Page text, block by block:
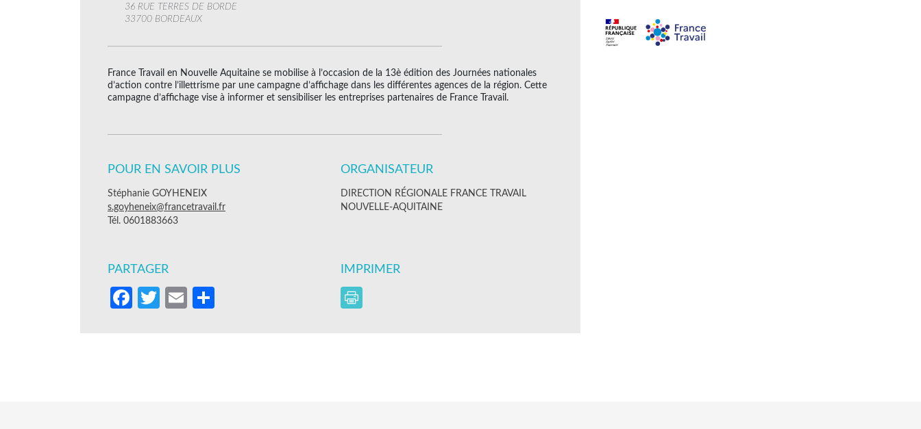
36 RUE TERRES DE BORDE
33700 BORDEAUX
France Travail en Nouvelle Aquitaine se mobilise à l’occasion de la 13è édition des Journées nationales
d’action contre l’illettrisme par une campagne d’affichage dans les différentes agences de la région. Cette
campagne d’affichage vise à informer et sensibiliser les entreprises partenaires de France Travail.
POUR EN SAVOIR PLUS
Stéphanie GOYHENEIX
s.goyheneix@francetravail.fr
Tél. 0601883663
ORGANISATEUR
DIRECTION RÉGIONALE FRANCE TRAVAIL
NOUVELLE-AQUITAINE
PARTAGER
Facebook
Twitter
Email
IMPRIMER